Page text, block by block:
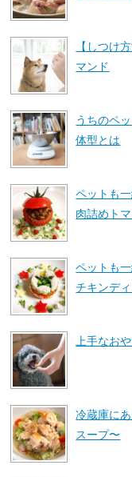
【しつけ
マンド
うちのペ
体型とは
ペットも
肉詰めト
ペットも
チキンデ
上手なお
冷蔵庫に
スープ〜